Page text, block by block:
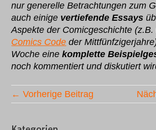
nur generelle Betrachtungen zum
auch einige vertiefende Essays
Aspekte der Comicgeschichte (z.B.
Comics Code der
Woche einekomplette
noch kommentiert und diskutiert
← Vorherige Beitrag